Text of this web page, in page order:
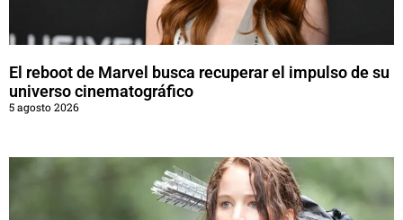
El reboot de Marvel busca recuperar el impulso de su
universo cinematográfico
5 agosto 2026